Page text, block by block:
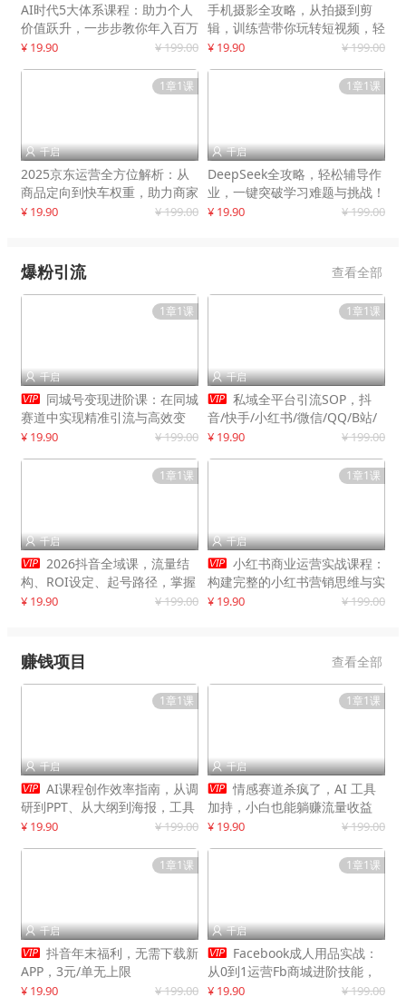
AI时代5大体系课程：助力个人
价值跃升，一步步教你年入百万
¥ 19.90 ¥ 199.00
手机摄影全攻略，从拍摄到剪
辑，训练营带你玩转短视频，轻
松拍大片
¥ 19.90 ¥ 199.00
1章1课
 千启
2025京东运营全方位解析：从
商品定向到快车权重，助力商家
打造爆款商品
¥ 19.90 ¥ 199.00
1章1课
 千启
DeepSeek全攻略，轻松辅导作
业，一键突破学习难题与挑战！
¥ 19.90 ¥ 199.00
爆粉引流 查看全部
1章1课
 千启
 同城号变现进阶课：在同城
赛道中实现精准引流与高效变
现，单店月引流成交额提升50%
¥ 19.90 ¥ 199.00
1章1课
 千启
 私域全平台引流SOP，抖
音/快手/小红书/微信/QQ/B站/
闲鱼等，技术合集，高效转化公
¥ 19.90 ¥ 199.00
1章1课
 千启
 2026抖音全域课，流量结
构、ROI设定、起号路径，掌握
平台新规下利润最大化
¥ 19.90 ¥ 199.00
1章1课
 千启
 小红书商业运营实战课程：
构建完整的小红书营销思维与实
战能力，案例店铺月销破百万！
¥ 19.90 ¥ 199.00
赚钱项目 查看全部
1章1课
 千启
 AI课程创作效率指南，从调
研到PPT、从大纲到海报，工具
赋能，打造可持续变现产品线
¥ 19.90 ¥ 199.00
1章1课
 千启
 情感赛道杀疯了，AI 工具
加持，小白也能躺赚流量收益
¥ 19.90 ¥ 199.00
1章1课
 千启
 抖音年末福利，无需下载新
APP，3元/单无上限
¥ 19.90 ¥ 199.00
1章1课
 千启
 Facebook成人用品实战：
从0到1运营Fb商城进阶技能，
快速提升订单转化与店铺收益
¥ 19.90 ¥ 199.00